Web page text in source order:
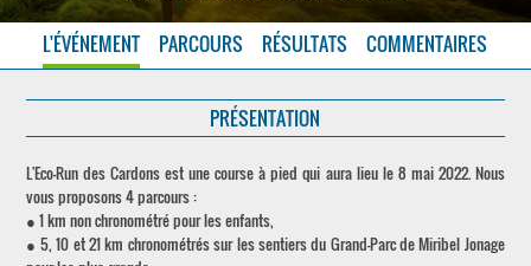
L'ÉVÉNEMENT PARCOURS RÉSULTATS COMMENTAIRES
PRÉSENTATION
L'Eco-Run des Cardons est une course à pied qui aura lieu le 8 mai 2022. Nous
vous proposons 4 parcours :
● 1 km non chronométré pour les enfants,
● 5, 10 et 21 km chronométrés sur les sentiers du Grand-Parc de Miribel Jonage